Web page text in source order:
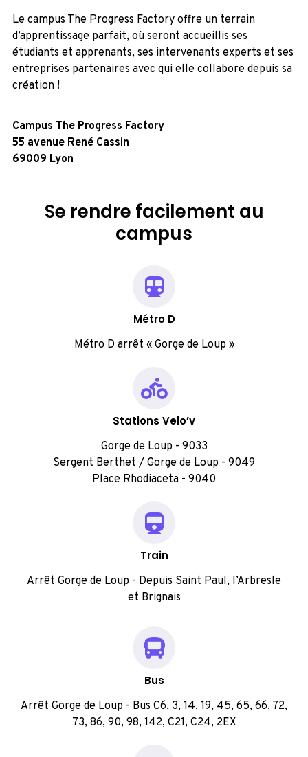
Le campus The Progress Factory offre un terrain
d’apprentissage parfait, où seront accueillis ses
étudiants et apprenants, ses intervenants experts et ses
entreprises partenaires avec qui elle collabore depuis sa
création !
Campus The Progress Factory
55 avenue René Cassin
69009 Lyon
Se rendre facilement au
campus
Métro D
Métro D arrêt « Gorge de Loup »
Stations Velo’v
Gorge de Loup - 9033
Sergent Berthet / Gorge de Loup - 9049
Place Rhodiaceta - 9040
Train
Arrêt Gorge de Loup - Depuis Saint Paul, l’Arbresle
et Brignais
Bus
Arrêt Gorge de Loup - Bus C6, 3, 14, 19, 45, 65, 66, 72,
73, 86, 90, 98, 142, C21, C24, 2EX